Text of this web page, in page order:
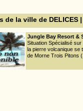
de la ville de DELICES
Jungle Bay Resort &
Situation Spécialisé
la pierre volcanique se
de Morne Trois Pitons